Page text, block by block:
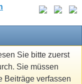
Sie bitte zuerst
Sie müssen
Beiträge verfassen